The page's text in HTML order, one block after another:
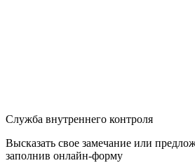
Служба внутреннего контроля
Высказать свое замечание или
заполнив онлайн-форму